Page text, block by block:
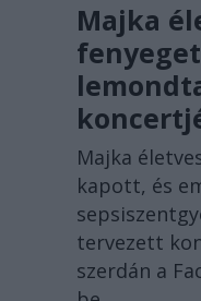
Majka
Majka
kapott, és
tervezett
szerdán a